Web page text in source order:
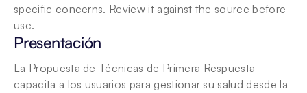
specific concerns. Review it against the source before
use.
Presentación
La Propuesta de Técnicas de Primera Respuesta
capacita a los usuarios para gestionar su salud desde la